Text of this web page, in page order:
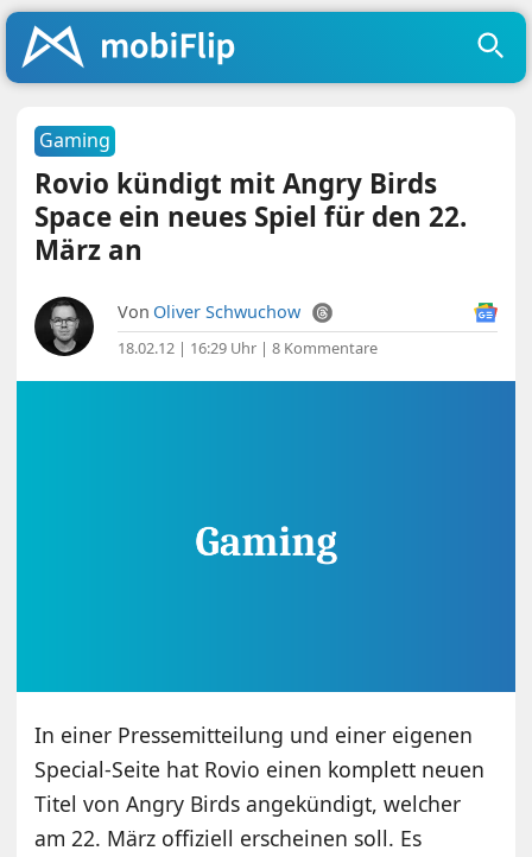
Gaming
Rovio kündigt mit Angry Birds
Space ein neues Spiel für den 22.
März an
Von Oliver Schwuchow
18.02.12 | 16:29 Uhr |8 Kommentare
In einer Pressemitteilung und einer eigenen
Special-Seite hat Rovio einen komplett neuen
Titel von Angry Birds angekündigt, welcher
am 22. März offiziell erscheinen soll. Es